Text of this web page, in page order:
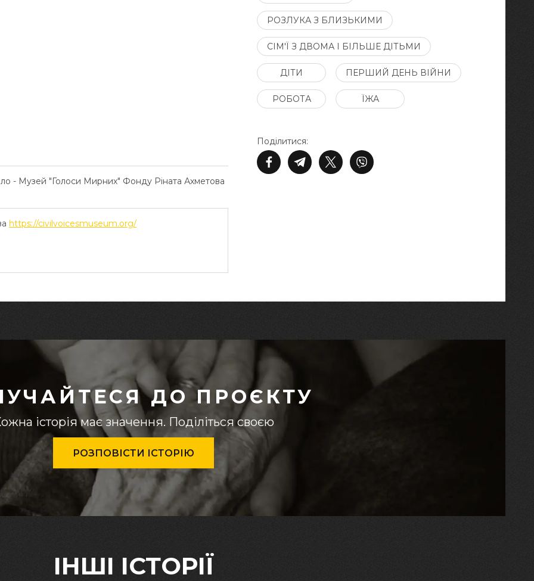
- Музей "Голоси Мирних" Фонду Ріната Ахметова
https://civilvoicesmuseum.org/
Поділитися:
РОЗЛУКА З БЛИЗЬКИМИ
СІМ'Ї З ДВОМА І БІЛЬШЕ ДІТЬМИ
ДІТИ ПЕРШИЙ ДЕНЬ ВІЙНИ
РОБОТА ЇЖА
ДО ПРОЄКТУ
історія має значення. Поділіться своєю
РОЗПОВІСТИ ІСТОРІЮ
ІНШІ ІСТОРІЇ